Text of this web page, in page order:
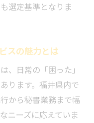
選定基準となりま
スの魅力とは
、日常の「困った」
ります。福井県内で
から秘書業務まで幅
ニーズに応えていま